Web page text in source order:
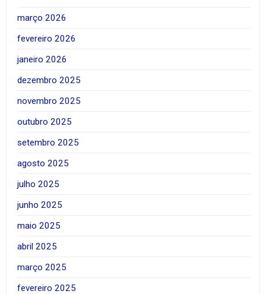
março 2026
fevereiro 2026
janeiro 2026
dezembro 2025
novembro 2025
outubro 2025
setembro 2025
agosto 2025
julho 2025
junho 2025
maio 2025
abril 2025
março 2025
fevereiro 2025